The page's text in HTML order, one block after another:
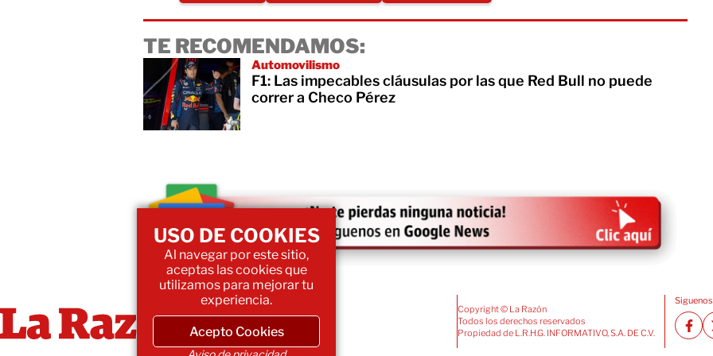
TE RECOMENDAMOS:
Automovilismo
F1: Las impecables cláusulas por las que Red Bull no puede
correr a Checo Pérez
Copyright © La Razón
Todos los derechos reservados
Propiedad de L.R.H.G. INFORMATIVO, S.A. DE C.V.
USO DE COOKIES
Al navegar por este sitio,
aceptas las cookies que
utilizamos para mejorar tu
experiencia.
Acepto Cookies